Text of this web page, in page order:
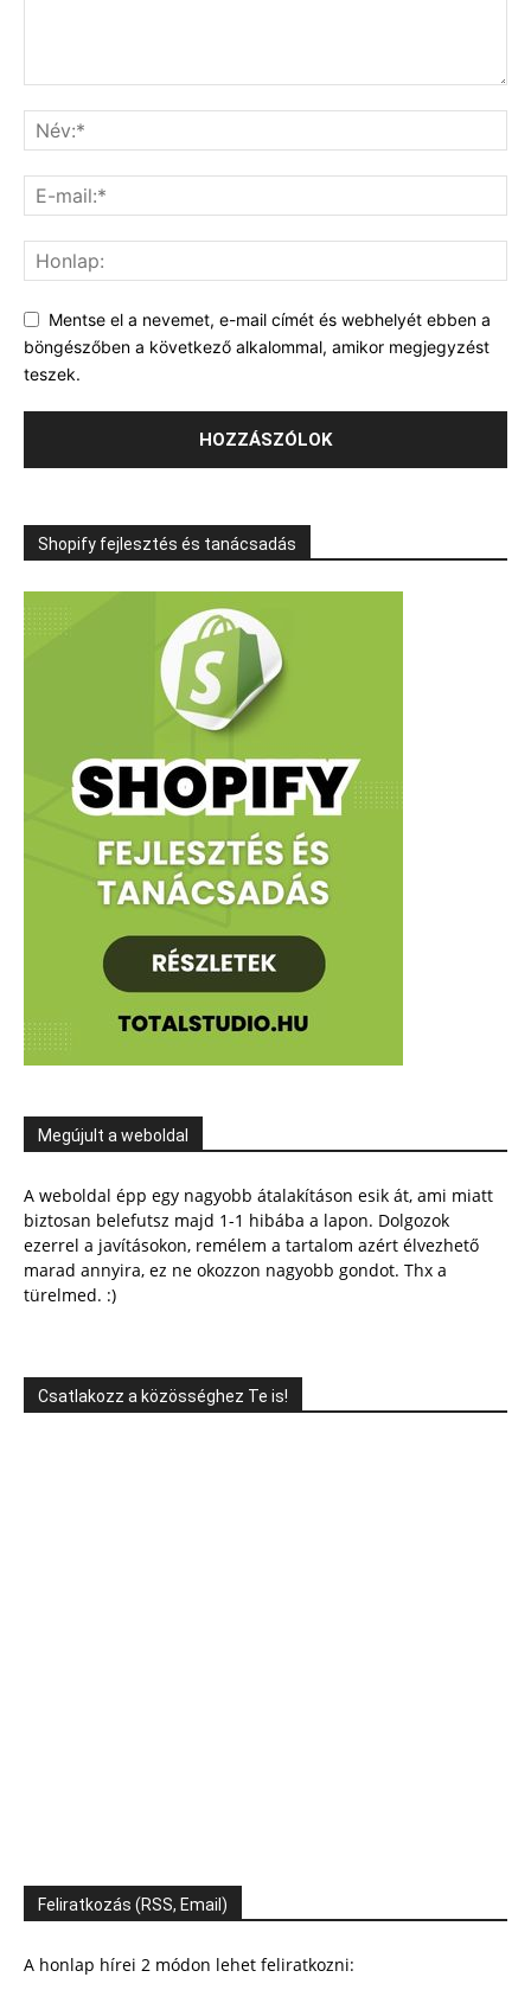
Mentse el a nevemet, e-mail címét és webhelyét ebben a
böngészőben a következő alkalommal, amikor megjegyzést
teszek.
Shopify fejlesztés és tanácsadás
Megújult a weboldal
A weboldal épp egy nagyobb átalakításon esik át, ami miatt
biztosan belefutsz majd 1-1 hibába a lapon. Dolgozok
ezerrel a javításokon, remélem a tartalom azért élvezhető
marad annyira, ez ne okozzon nagyobb gondot. Thx a
türelmed. :)
Csatlakozz a közösséghez Te is!
Feliratkozás (RSS, Email)
A honlap hírei 2 módon lehet feliratkozni: